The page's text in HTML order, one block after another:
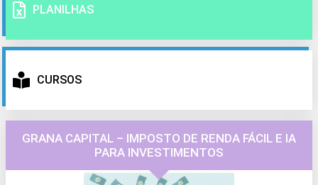
PLANILHAS
CURSOS
GRANA CAPITAL – IMPOSTO DE RENDA FÁCIL E IA
PARA INVESTIMENTOS